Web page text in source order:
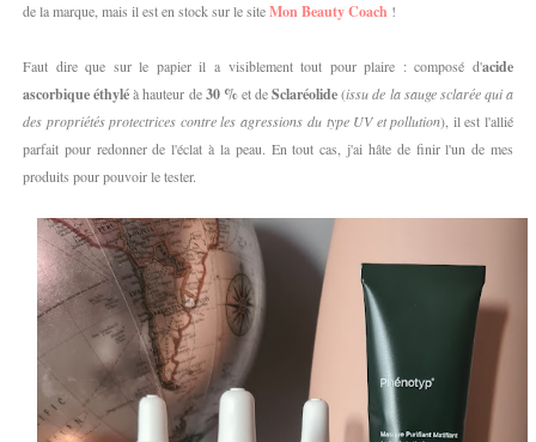
de la marque, mais il est en stock sur le siteMon Beauty Coach !
Faut dire que sur le papier il a visiblement tout pour plaire : composé d'acide
ascorbique éthyléà hauteur de30 %et deSclaréolide(issu de la sauge sclarée qui a
des propriétés protectrices contre les agressions du type UV et pollution), il est l'allié
parfait pour redonner de l'éclat à la peau. En tout cas, j'ai hâte de finir l'un de mes
produits pour pouvoir le tester.